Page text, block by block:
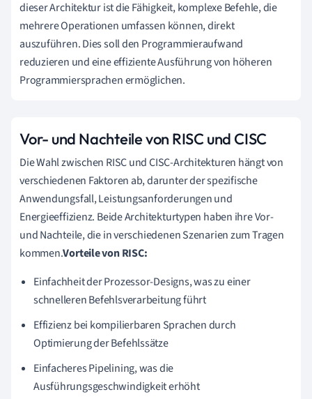
dieser Architektur ist die Fähigkeit, komplexe Befehle, die
mehrere Operationen umfassen können, direkt
auszuführen. Dies soll den Programmieraufwand
reduzieren und eine effiziente Ausführung von höheren
Programmiersprachen ermöglichen.
Vor- und Nachteile von RISC und CISC
Die Wahl zwischen RISC und CISC-Architekturen hängt von
verschiedenen Faktoren ab, darunter der spezifische
Anwendungsfall, Leistungsanforderungen und
Energieeffizienz. Beide Architekturtypen haben ihre Vor-
und Nachteile, die in verschiedenen Szenarien zum Tragen
kommen.Vorteile von RISC:
Einfachheit der Prozessor-Designs, was zu einer
schnelleren Befehlsverarbeitung führt
Effizienz bei kompilierbaren Sprachen durch
Optimierung der Befehlssätze
Einfacheres Pipelining, was die
Ausführungsgeschwindigkeit erhöht